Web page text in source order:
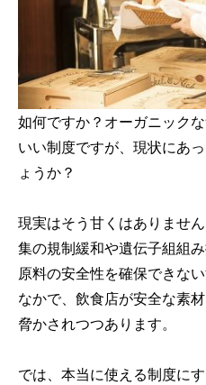
如何ですか？オーガニック
いい制度ですが、現状にあ
ょうか？
現実はそう甘くはありませ
集の規制緩和や遺伝子組組み
原料の安全性を確保できな
なかで、飲食店が安全な素
脅かされつつあります。
では、本当に使える制度に